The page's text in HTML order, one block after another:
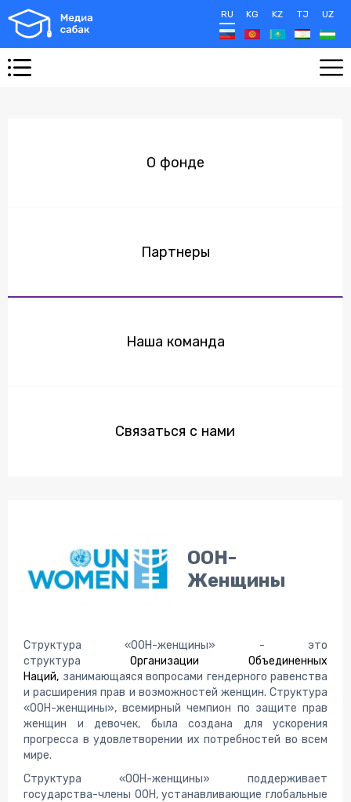
RU KG KZ TJ UZ
О фонде
Партнеры
Наша команда
Связаться с нами
ООН-
Женщины
Структура «ООН-женщины» - это
структура Организации Объединенных
Наций, занимающаяся вопросами гендерного равенства
и расширения прав и возможностей женщин. Структура
«ООН-женщины», всемирный чемпион по защите прав
женщин и девочек, была создана для ускорения
прогресса в удовлетворении их потребностей во всем
мире.
Структура «ООН-женщины» поддерживает
государства-члены ООН, устанавливающие глобальные